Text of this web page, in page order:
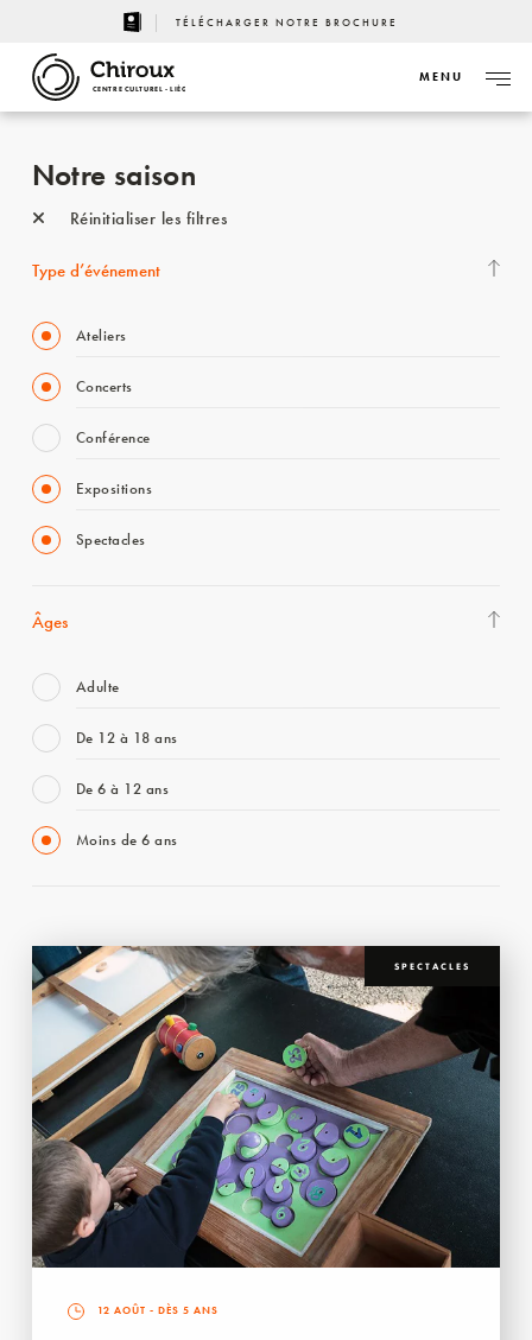
TÉLÉCHARGER NOTRE BROCHURE
CENTRE CULTUREL - LIÈGE
MENU
Notre saison
Réinitialiser les filtres
Type d’événement
Ateliers
Concerts
Conférence
Expositions
Spectacles
Âges
Adulte
De 12 à 18 ans
De 6 à 12 ans
Moins de 6 ans
SPECTACLES
12 AOÛT - DÈS 5 ANS